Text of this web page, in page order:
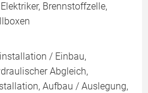
Brennstoffzelle,
/ Einbau,
Abgleich,
Aufbau / Auslegung,